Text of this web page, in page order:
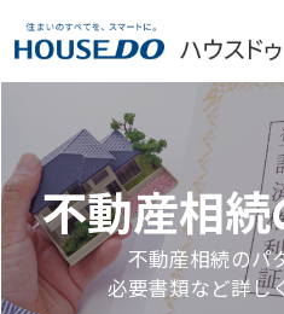
不動産相
不動産相続のパ
必要書類など詳し